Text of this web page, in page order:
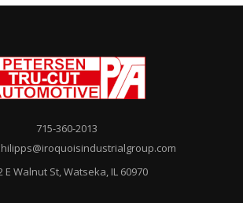
715-360-2013
E Walnut St, Watseka, IL 60970